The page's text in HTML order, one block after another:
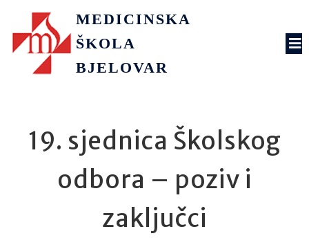
MEDICINSKA
ŠKOLA
BJELOVAR
19. sjednica Školskog
odbora – poziv i
zaključci